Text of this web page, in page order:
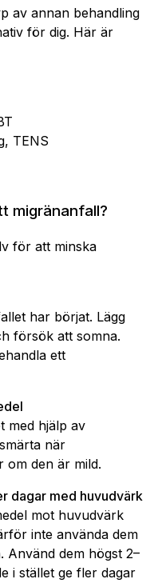
av annan behandling
för dig. Här är
TENS
migränanfall?
för att minska
har börjat. Lägg
försök att somna.
ett
med hjälp av
när
om den är mild.
dagar med huvudvärk
mot huvudvärk
inte använda dem
Använd dem högst 2–
i stället ge fler dagar